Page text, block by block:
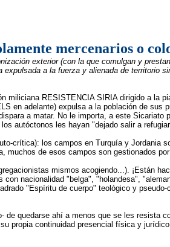
mercenarios o
exterior (con la que comulgan y
a la fuerza y alienada de territorio
miliciana RESISTENCIA SIRIA dirigido a la
en adelante) expulsa a la población de
a matar. No le importa, a este
autóctonos les hayan "dejado salir a
crítica): los campos en Turquía y Jordania
de esos campos son gestionados por
mismos acogiendo...). ¡Están
nacionalidad "belga", "holandesa",
"Espíritu de cuerpo" teológico y
quedarse ahí a menos que se les resista
propia continuidad presencial física y